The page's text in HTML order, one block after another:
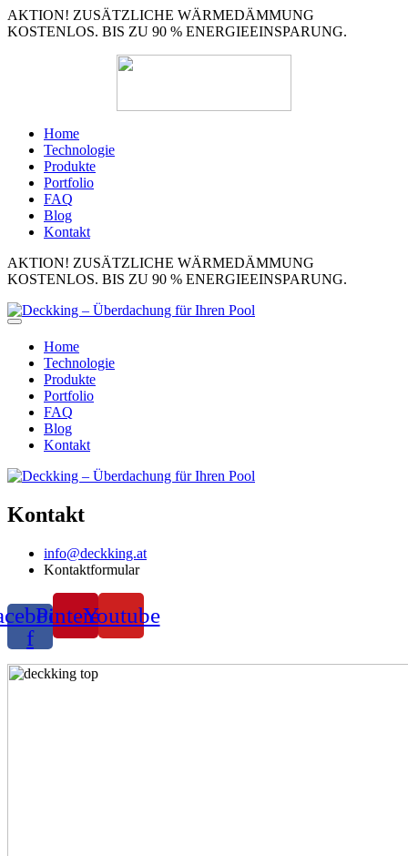
AKTION! ZUSÄTZLICHE WÄRMEDÄMMUNG
KOSTENLOS. BIS ZU 90 % ENERGIEEINSPARUNG.
Home
Technologie
Produkte
Portfolio
FAQ
Blog
Kontakt
AKTION! ZUSÄTZLICHE WÄRMEDÄMMUNG
KOSTENLOS. BIS ZU 90 % ENERGIEEINSPARUNG.
Home
Technologie
Produkte
Portfolio
FAQ
Blog
Kontakt
Kontakt
info@deckking.at
Kontaktformular
f
PinterestYoutube